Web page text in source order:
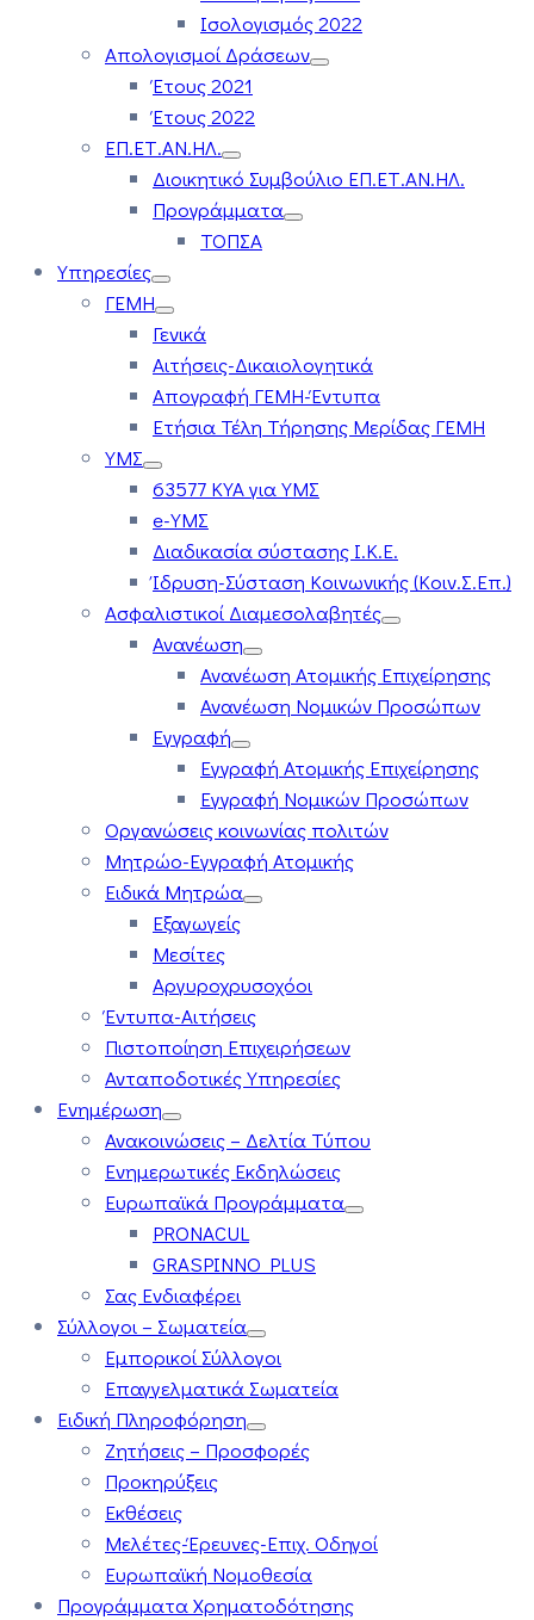
Ισολογισμός 2022
Απολογισμοί Δράσεων
Έτους 2021
Έτους 2022
ΕΠ.ΕΤ.ΑΝ.ΗΛ.
Διοικητικό Συμβούλιο ΕΠ.ΕΤ.ΑΝ.ΗΛ.
Προγράμματα
ΤΟΠΣΑ
Υπηρεσίες
ΓΕΜΗ
Γενικά
Αιτήσεις-Δικαιολογητικά
Απογραφή ΓΕΜΗ-Έντυπα
Ετήσια Τέλη Τήρησης Μερίδας ΓΕΜΗ
ΥΜΣ
63577 ΚΥΑ για ΥΜΣ
e-ΥΜΣ
Διαδικασία σύστασης Ι.Κ.Ε.
Ίδρυση-Σύσταση Κοινωνικής (Κοιν.Σ.Επ.)
Ασφαλιστικοί Διαμεσολαβητές
Ανανέωση
Ανανέωση Ατομικής Επιχείρησης
Ανανέωση Νομικών Προσώπων
Εγγραφή
Εγγραφή Ατομικής Επιχείρησης
Εγγραφή Νομικών Προσώπων
Οργανώσεις κοινωνίας πολιτών
Μητρώο-Εγγραφή Ατομικής
Ειδικά Μητρώα
Εξαγωγείς
Μεσίτες
Αργυροχρυσοχόοι
Έντυπα-Αιτήσεις
Πιστοποίηση Επιχειρήσεων
Ανταποδοτικές Υπηρεσίες
Ενημέρωση
Ανακοινώσεις – Δελτία Τύπου
Ενημερωτικές Εκδηλώσεις
Ευρωπαϊκά Προγράμματα
PRONACUL
GRASPINNO PLUS
Σας Ενδιαφέρει
Σύλλογοι – Σωματεία
Εμπορικοί Σύλλογοι
Επαγγελματικά Σωματεία
Ειδική Πληροφόρηση
Ζητήσεις – Προσφορές
Προκηρύξεις
Εκθέσεις
Μελέτες-Έρευνες-Επιχ. Οδηγοί
Ευρωπαϊκή Νομοθεσία
Προγράμματα Χρηματοδότησης